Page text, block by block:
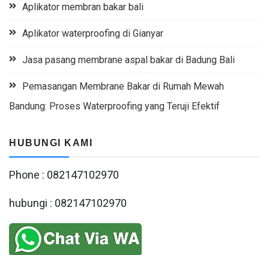
Aplikator membran bakar bali
Aplikator waterproofing di Gianyar
Jasa pasang membrane aspal bakar di Badung Bali
Pemasangan Membrane Bakar di Rumah Mewah
Bandung: Proses Waterproofing yang Teruji Efektif
HUBUNGI KAMI
Phone : 082147102970
hubungi : 082147102970